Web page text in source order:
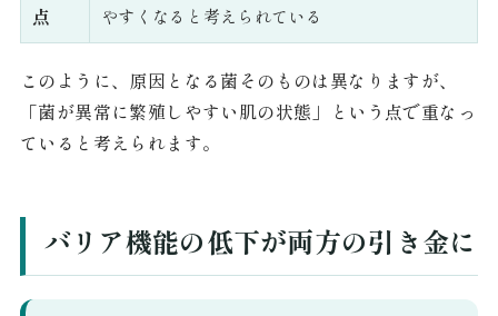
点
やすくなると考えられている
このように、原因となる菌そのものは異なりますが、
「菌が異常に繁殖しやすい肌の状態」という点で重なっ
ていると考えられます。
バリア機能の低下が両方の引き金に